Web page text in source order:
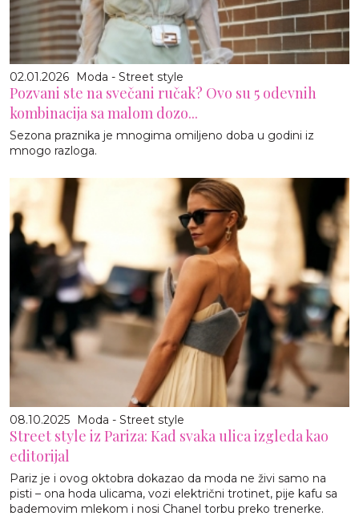
02.01.2026 Moda - Street style
Pozvani ste na svečani ručak? Ovo su 5 odevnih
kombinacija sa malom dozo...
Sezona praznika je mnogima omiljeno doba u godini iz
mnogo razloga.
08.10.2025 Moda - Street style
Street style iz Pariza: Kad svaka ulica izgleda kao
editorijal
Pariz je i ovog oktobra dokazao da moda ne živi samo na
pisti – ona hoda ulicama, vozi električni trotinet, pije kafu sa
bademovim mlekom i nosi Chanel torbu preko trenerke.